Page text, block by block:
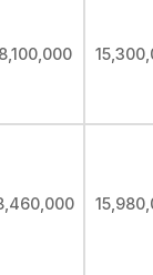
8,100,000